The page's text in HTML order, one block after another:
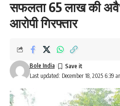
सफलता 65 लाख की
आरोपी गिरफ्तार
Last updated: December 18, 2025 6:39
Bole India